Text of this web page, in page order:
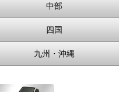
中部
四国
九州・沖縄